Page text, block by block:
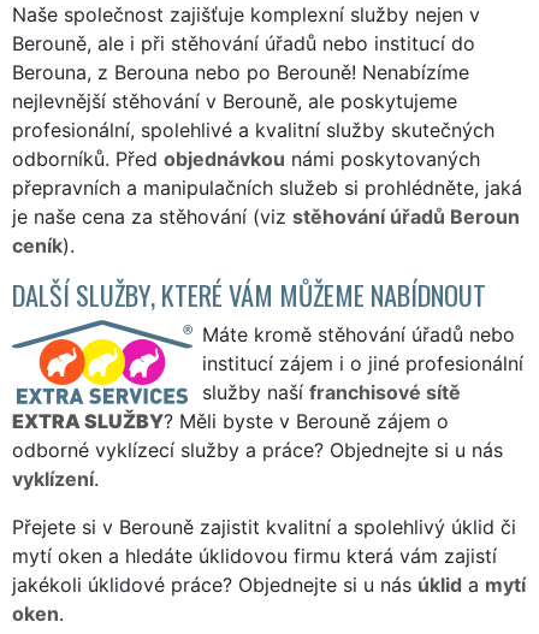
Naše společnost zajišťuje komplexní služby nejen v
Berouně, ale i při stěhování úřadů nebo institucí do
Berouna, z Berouna nebo po Berouně! Nenabízíme
nejlevnější stěhování v Berouně, ale poskytujeme
profesionální, spolehlivé a kvalitní služby skutečných
odborníků. Před objednávkou námi poskytovaných
přepravních a manipulačních služeb si prohlédněte, jaká
je naše cena za stěhování (viz stěhování úřadů Beroun
ceník).
DALŠÍ SLUŽBY, KTERÉ VÁM MŮŽEME NABÍDNOUT
Máte kromě stěhování úřadů nebo
institucí zájem i o jiné profesionální
služby naší franchisové sítě
EXTRA SLUŽBY? Měli byste v Berouně zájem o
odborné vyklízecí služby a práce? Objednejte si u nás
vyklízení.
Přejete si v Berouně zajistit kvalitní a spolehlivý úklid či
mytí oken a hledáte úklidovou firmu která vám zajistí
jakékoli úklidové práce? Objednejte si u nás úklid a mytí
oken.